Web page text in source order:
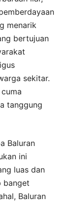
menarik
bertujuan
sekitar.
tanggung
Baluran
ini
luas dan
banget
Baluran